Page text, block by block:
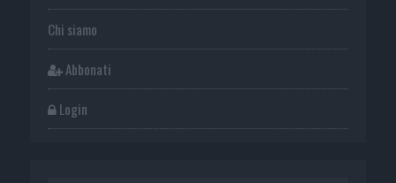
Chi siamo
Abbonati
Login